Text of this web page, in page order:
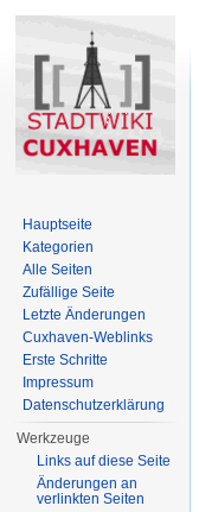
Hauptseite
Kategorien
Alle Seiten
Zufällige Seite
Letzte Änderungen
Cuxhaven-Weblinks
Erste Schritte
Impressum
Datenschutzerklärung
Werkzeuge
Links auf diese Seite
Änderungen an
verlinkten Seiten